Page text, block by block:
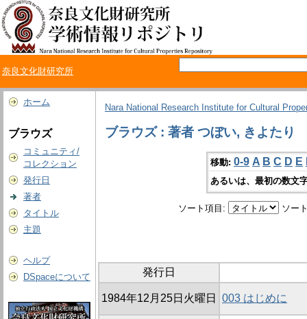
奈良文化財研究所
ホーム
ブラウズ
コミュニティ/
コレクション
発行日
著者
タイトル
主題
ヘルプ
DSpaceについて
Nara National Research Institute for Cultural
ブラウズ : 著者 つぼい, きよたり
移動: 0-9 A B C D E
あるいは、最初の数文
ソート項目: ソー
発行日
1984年12月25日火曜日 003 はじめに